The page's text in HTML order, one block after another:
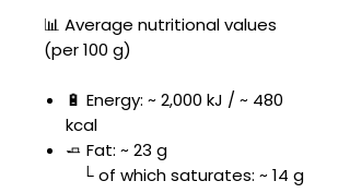
📊 Average nutritional values
(per 100 g)
🔋 Energy: ~ 2,000 kJ / ~ 480
kcal
🧈 Fat: ~ 23 g
└ of which saturates: ~ 14 g